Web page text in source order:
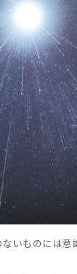
いものには意